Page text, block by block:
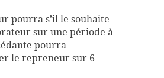
pourra s’il le souhaite
sur une période à
pourra
le repreneur sur 6